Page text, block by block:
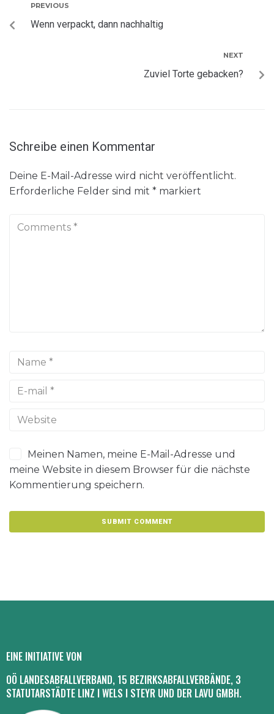
PREVIOUS
Wenn verpackt, dann nachhaltig
NEXT
Zuviel Torte gebacken?
Schreibe einen Kommentar
Deine E-Mail-Adresse wird nicht veröffentlicht.
Erforderliche Felder sind mit * markiert
Meinen Namen, meine E-Mail-Adresse und
meine Website in diesem Browser für die nächste
Kommentierung speichern.
EINE INITIATIVE VON
OÖ LANDESABFALLVERBAND, 15 BEZIRKSABFALLVERBÄNDE, 3
STATUTARSTÄDTE LINZ I WELS I STEYR UND DER LAVU GMBH.